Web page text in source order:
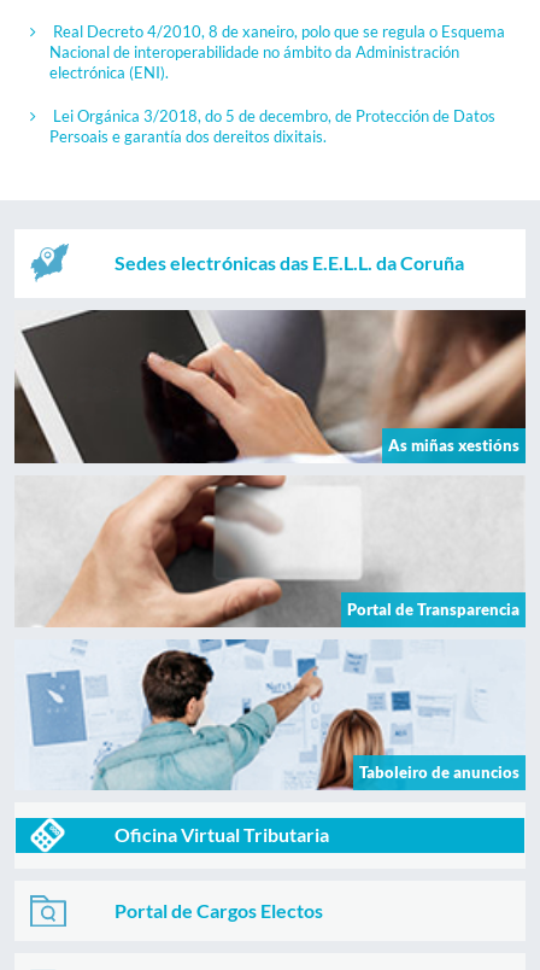
Real Decreto 4/2010, 8 de xaneiro, polo que se regula o Esquema
Nacional de interoperabilidade no ámbito da Administración
electrónica (ENI).
Lei Orgánica 3/2018, do 5 de decembro, de Protección de Datos
Persoais e garantía dos dereitos dixitais.
Sedes electrónicas das E.E.L.L. da Coruña
As miñas xestións
Portal de Transparencia
Taboleiro de anuncios
Oficina Virtual Tributaria
Portal de Cargos Electos